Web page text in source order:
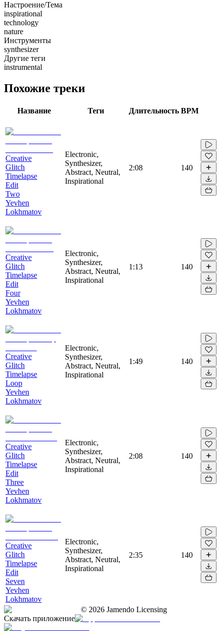
Настроение/Тема
inspirational
technology
nature
Инструменты
synthesizer
Другие теги
instrumental
Похожие треки
Название Теги Длительность BPM
Creative
Glitch
Timelapse
Edit
Two
Yevhen
Lokhmatov
Electronic,
Synthesizer,
Abstract, Neutral,
Inspirational
2:08 140
Creative
Glitch
Timelapse
Edit
Four
Yevhen
Lokhmatov
Electronic,
Synthesizer,
Abstract, Neutral,
Inspirational
1:13 140
Creative
Glitch
Timelapse
Loop
Yevhen
Lokhmatov
Electronic,
Synthesizer,
Abstract, Neutral,
Inspirational
1:49 140
Creative
Glitch
Timelapse
Edit
Three
Yevhen
Lokhmatov
Electronic,
Synthesizer,
Abstract, Neutral,
Inspirational
2:08 140
Creative
Glitch
Timelapse
Edit
Seven
Yevhen
Lokhmatov
Electronic,
Synthesizer,
Abstract, Neutral,
Inspirational
2:35 140
© 2026 Jamendo Licensing
Скачать приложение